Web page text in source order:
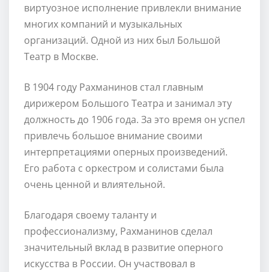
виртуозное исполнение привлекли внимание
многих компаний и музыкальных
организаций. Одной из них был Большой
Театр в Москве.
В 1904 году Рахманинов стал главным
дирижером Большого Театра и занимал эту
должность до 1906 года. За это время он успел
привлечь большое внимание своими
интерпретациями оперных произведений.
Его работа с оркестром и солистами была
очень ценной и влиятельной.
Благодаря своему таланту и
профессионализму, Рахманинов сделал
значительный вклад в развитие оперного
искусства в России. Он участвовал в